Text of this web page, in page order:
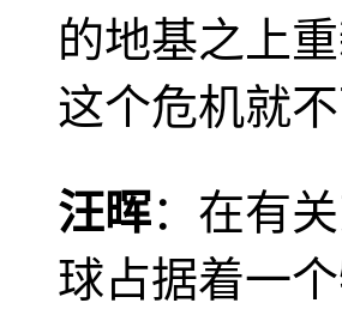
的地基之上
这个危机就
汪晖：在有
球占据着一